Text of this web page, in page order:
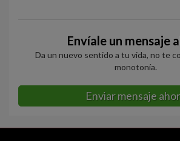
Envíale un mensaje
Da un nuevo sentido a tu vida, no te
monotonía.
Enviar mensaje